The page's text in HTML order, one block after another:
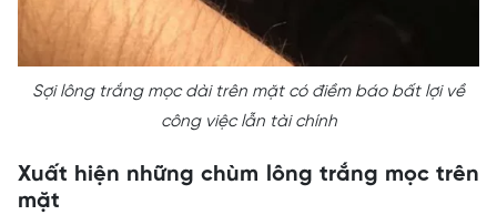
Sợi lông trắng mọc dài trên mặt có điềm báo bất lợi về
công việc lẫn tài chính
Xuất hiện những chùm lông trắng mọc trên
mặt